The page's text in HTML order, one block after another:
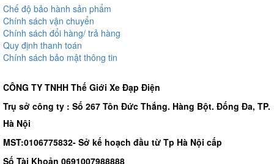
Chế độ bảo hành sản phẩm
Chính sách vận chuyển
Chính sách đổi hàng/ trả hàng
Quy định thanh toán
Chính sách bảo mật thông tin
CÔNG TY TNHH Thế Giới Xe Đạp Điện
Trụ sở công ty : Số 267 Tôn Đức Thắng. Hàng Bột. Đống Đa, TP.
Hà Nội
MST:0106775832- Sở kế hoạch đầu từ Tp Hà Nội cấp
Số Tài Khoản 0691007988888